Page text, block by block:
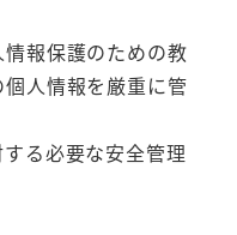
報保護のための教
人情報を厳重に管
る必要な安全管理